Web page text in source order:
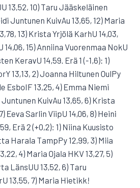
13,52, 10) Taru Jääskeläinen
Juntunen KuivAu 13,65, 12) Maria
13) Krista Yrjölä KarhU 14,03,
14,06, 15) Anniina Vuorenmaa NokU
KeravU 14,59. Erä 1 (-1,6): 1)
13,13, 2) Joanna Hiltunen OulPy
EsboIF 13,25, 4) Emma Niemi
Juntunen KuivAu 13,65, 6) Krista
Eeva Sarlin ViipU 14,06, 8) Heini
Erä 2 (+0,2): 1) Niina Kuusisto
Harala TampPy 12,99, 3) Miia
4) Maria Ojala HKV 13,27, 5)
LänsUU 13,52, 6) Taru
13,55, 7) Maria Hietikk!